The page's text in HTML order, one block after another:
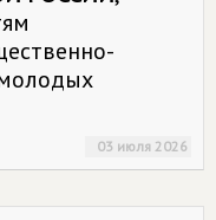
03 июля 2026